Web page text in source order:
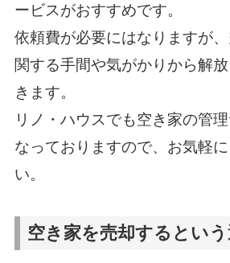
ービスがおすすめです。
依頼費が必要にはなりますが
関する手間や気がかりから解
きます。
リノ・ハウスでも空き家の管
なっておりますので、お気軽
い。
空き家を売却するという